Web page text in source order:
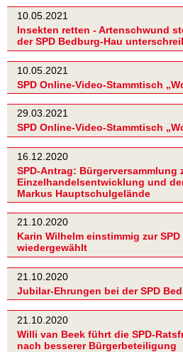
10.05.2021
Insekten retten - Artenschwund
der SPD Bedburg-Hau
10.05.2021
SPD Online-Video-Stammtisch
29.03.2021
SPD Online-Video-Stammtisch
16.12.2020
SPD-Antrag: Bürgerversammlung
Einzelhandelsentwicklung und
Markus Hauptschulgelände
21.10.2020
Karin Wilhelm einstimmig zur
wiedergewählt
21.10.2020
Jubilar-Ehrungen bei der SPD
21.10.2020
Willi van Beek führt die SPD-
nach besserer Bürgerbeteiligung